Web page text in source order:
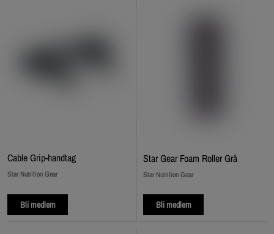
Cable Grip‑handtag
Star Nutrition Gear
Bli medlem
Star Gear Foam Roller Grå
Star Nutrition Gear
Bli medlem